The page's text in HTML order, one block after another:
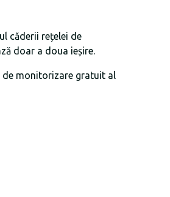
căderii rețelei de
doar a doua ieșire.
de monitorizare gratuit al